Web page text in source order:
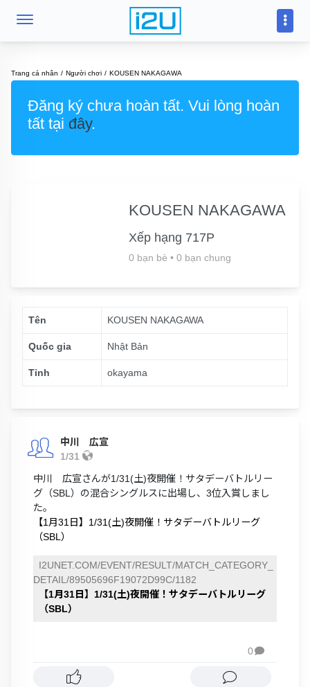
Trang cá nhân Người chơi KOUSEN NAKAGAWA
Đăng ký chưa hoàn tất. Vui lòng hoàn
tất tại đây.
KOUSEN NAKAGAWA
Xếp hạng 717P
0 bạn bè • 0 bạn chung
Tên KOUSEN NAKAGAWA
Quốc gia Nhật Bản
Tỉnh okayama
中川 広宣
1/31
中川 広宣さんが1/31(土)夜開催！サタデーバトルリー
グ（SBL）の混合シングルスに出場し、3位入賞しまし
た。
【1月31日】1/31(土)夜開催！サタデーバトルリーグ
（SBL）
I2UNET.COM/EVENT/RESULT/MATCH_CATEGORY_
DETAIL/89505696F19072D99C/1182
【1月31日】1/31(土)夜開催！サタデーバトルリーグ
（SBL）
0